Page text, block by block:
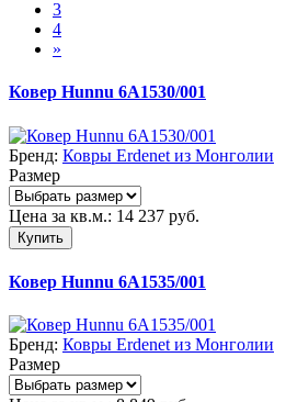
3
4
»
Ковер Hunnu 6A1530/001
Бренд: Ковры Erdenet из Монголии
Размер
Цена за кв.м.: 14 237 руб.
Купить
Ковер Hunnu 6A1535/001
Бренд: Ковры Erdenet из Монголии
Размер